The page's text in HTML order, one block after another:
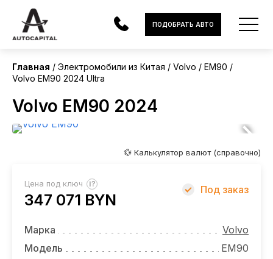
АВТОМОБИЛИ
ЭЛЕКТРОМОБИЛИ
УСЛУГИ
НОВОСТИ
ПОДОБРАТЬ АВТО
Главная Электромобили из Китая Volvo
EM90
Volvo EM90 2024 Ultra
Volvo EM90 2024
Китай
Без пробега
💱 Калькулятор валют (справочно)
Цена под ключ ?
347 071 BYN
Под заказ
Марка
Volvo
Модель
EM90